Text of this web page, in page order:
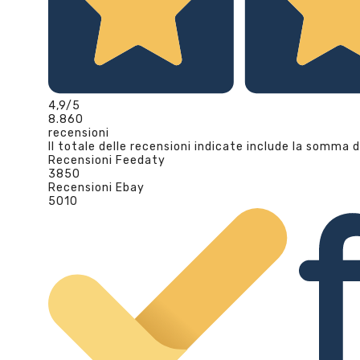
4,9/5
8.860
recensioni
Il totale delle recensioni indicate include la somma
Recensioni Feedaty
3850
Recensioni Ebay
5010